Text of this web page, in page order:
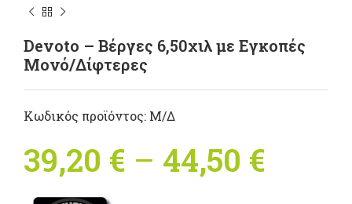
Devoto – Βέργες 6,50χιλ με Εγκοπές
Μονό/Δίφτερες
Κωδικός προϊόντος: Μ/Δ
39,20 € – 44,50 €